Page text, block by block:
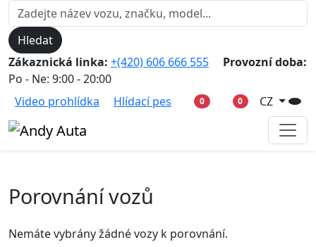
Hledat
Zákaznická linka: +(420) 606 666 555
Provozní doba:
Po - Ne: 9:00 - 20:00
Video prohlídka
Hlídací pes 0 0 CZ
Porovnání vozů
Nemáte vybrány žádné vozy k porovnání.